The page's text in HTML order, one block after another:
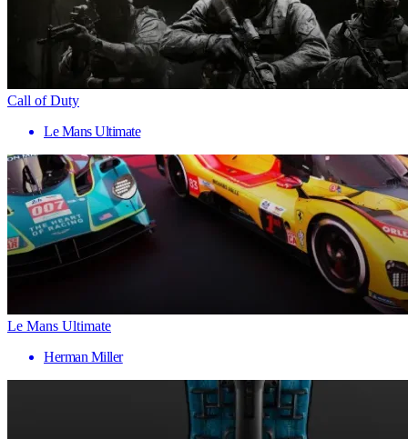
Call of Duty
Le Mans Ultimate
Le Mans Ultimate
Herman Miller